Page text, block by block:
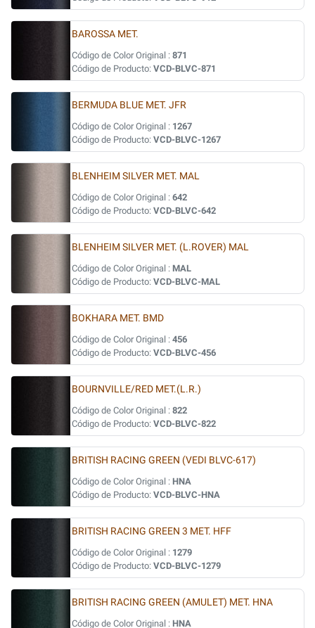
BAROSSA MET.
Código de Color Original : 871
Código de Producto: VCD-BLVC-871
BERMUDA BLUE MET. JFR
Código de Color Original : 1267
Código de Producto: VCD-BLVC-1267
BLENHEIM SILVER MET. MAL
Código de Color Original : 642
Código de Producto: VCD-BLVC-642
BLENHEIM SILVER MET. (L.ROVER) MAL
Código de Color Original : MAL
Código de Producto: VCD-BLVC-MAL
BOKHARA MET. BMD
Código de Color Original : 456
Código de Producto: VCD-BLVC-456
BOURNVILLE/RED MET.(L.R.)
Código de Color Original : 822
Código de Producto: VCD-BLVC-822
BRITISH RACING GREEN (VEDI BLVC-617)
Código de Color Original : HNA
Código de Producto: VCD-BLVC-HNA
BRITISH RACING GREEN 3 MET. HFF
Código de Color Original : 1279
Código de Producto: VCD-BLVC-1279
BRITISH RACING GREEN (AMULET) MET. HNA
Código de Color Original : HNA